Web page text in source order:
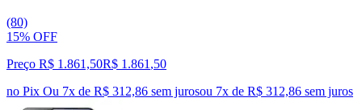
(80)
15% OFF
Preço R$ 1.861,50R$ 1.861 ,50
no Pix Ou 7x de R$ 312,86 sem jurosou 7x de R$ 312,86 sem juros